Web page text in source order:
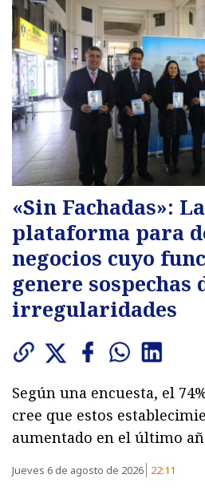
«Sin Fachadas»:
plataforma para
negocios cuyo
genere sospechas
irregularidades
Según una encuesta, el
cree que estos
aumentado en el último
Jueves 6 de agosto de 2026 22:11